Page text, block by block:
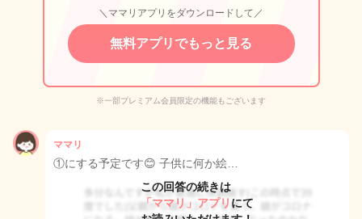
＼ママリアプリをダウンロードして／
無料アプリでもっと見る
※一部プレミアム会員限定の機能もございます
ママリ
①にする予定です😊 子供に何か絵…
この回答の続きは
「ママリ」アプリ にて